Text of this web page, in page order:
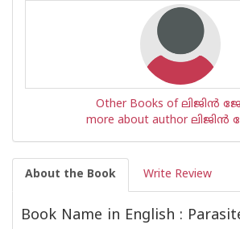
Other Books of ലിജിൻ
more about author
About the Book Write Review
Book Name in English :